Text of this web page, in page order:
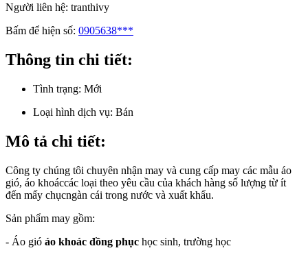
Người liên hệ: tranthivy
Bấm để hiện số: 0905638***
Thông tin chi tiết:
Tình trạng: Mới
Loại hình dịch vụ: Bán
Mô tả chi tiết:
Công ty chúng tôi chuyên nhận may và cung cấp may các mẫu áo
gió, áo khoáccác loại theo yêu cầu của khách hàng số lượng từ ít
đến mấy chụcngàn cái trong nước và xuất khẩu.
Sản phẩm may gồm:
- Áo gió áo khoác đồng phục học sinh, trường học